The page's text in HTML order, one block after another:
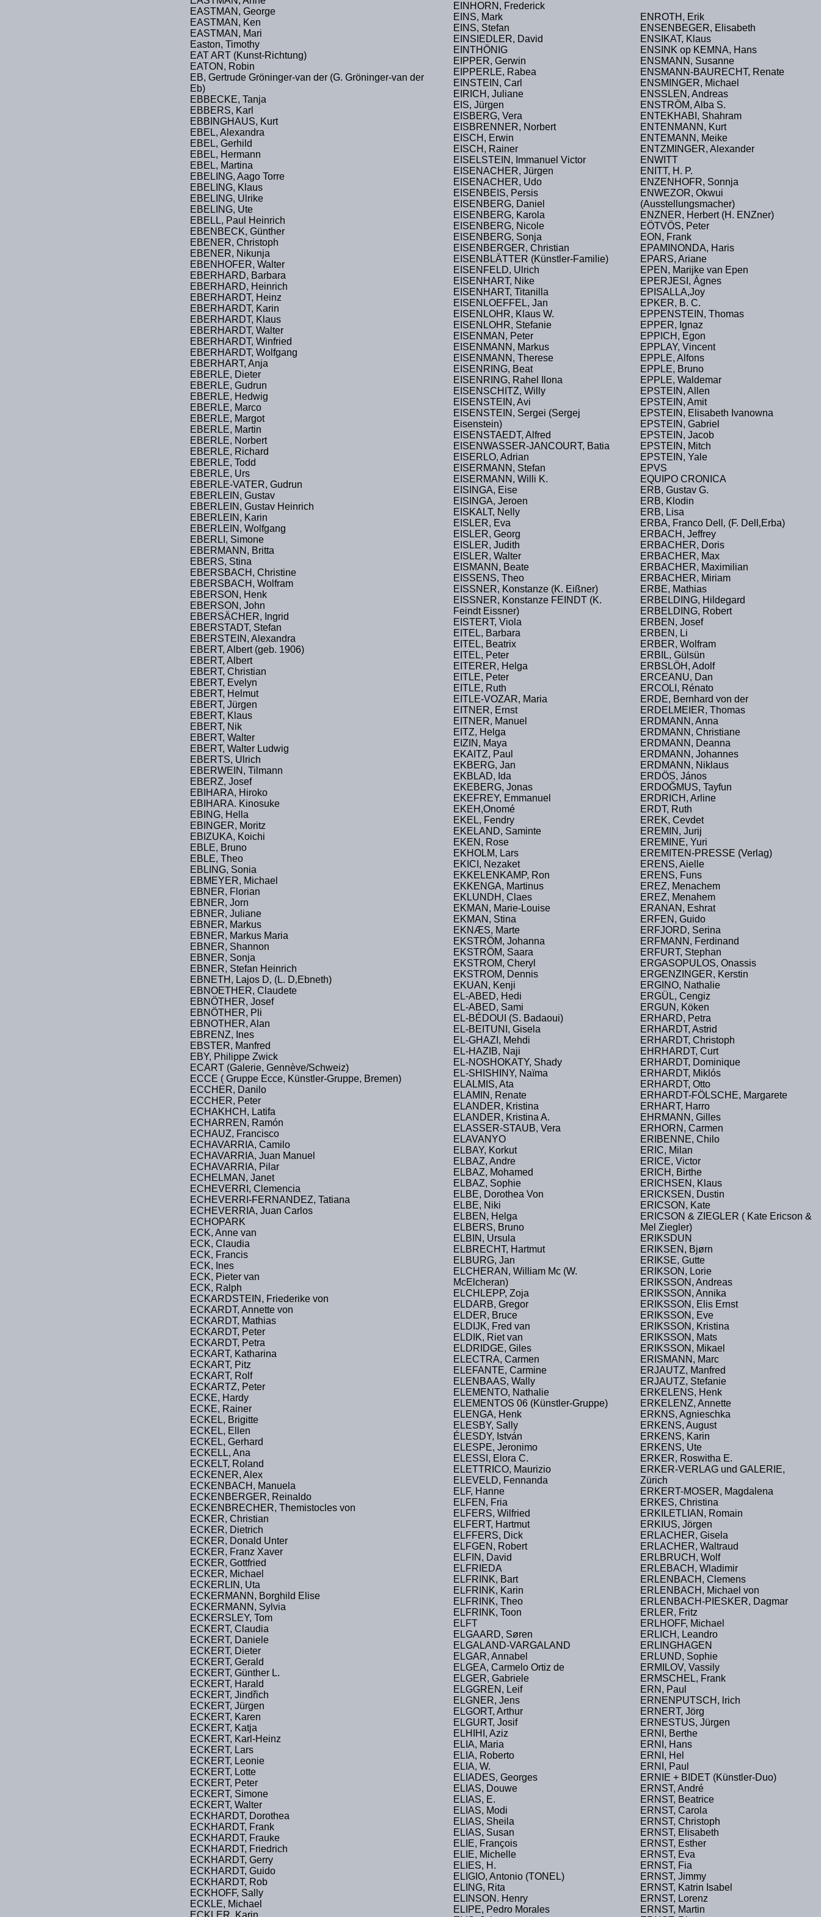
EASTMAN, George
EASTMAN, Ken
EASTMAN, Mari
Easton, Timothy
EAT ART (Kunst-Richtung)
EATON, Robin
EB, Gertrude Gröninger-van der (G. Gröninger-van der
Eb)
EBBECKE, Tanja
EBBERS, Karl
EBBINGHAUS, Kurt
EBEL, Alexandra
EBEL, Gerhild
EBEL, Hermann
EBEL, Martina
EBELING, Aago Torre
EBELING, Klaus
EBELING, Ulrike
EBELING, Ute
EBELL, Paul Heinrich
EBENBECK, Günther
EBENER, Christoph
EBENER, Nikunja
EBENHOFER, Walter
EBERHARD, Barbara
EBERHARD, Heinrich
EBERHARDT, Heinz
EBERHARDT, Karin
EBERHARDT, Klaus
EBERHARDT, Walter
EBERHARDT, Winfried
EBERHARDT, Wolfgang
EBERHART, Anja
EBERLE, Dieter
EBERLE, Gudrun
EBERLE, Hedwig
EBERLE, Marco
EBERLE, Margot
EBERLE, Martin
EBERLE, Norbert
EBERLE, Richard
EBERLE, Todd
EBERLE, Urs
EBERLE-VATER, Gudrun
EBERLEIN, Gustav
EBERLEIN, Gustav Heinrich
EBERLEIN, Karin
EBERLEIN, Wolfgang
EBERLI, Simone
EBERMANN, Britta
EBERS, Stina
EBERSBACH, Christine
EBERSBACH, Wolfram
EBERSON, Henk
EBERSON, John
EBERSÄCHER, Ingrid
EBERSTADT, Stefan
EBERSTEIN, Alexandra
EBERT, Albert (geb. 1906)
EBERT, Albert
EBERT, Christian
EBERT, Evelyn
EBERT, Helmut
EBERT, Jürgen
EBERT, Klaus
EBERT, Nik
EBERT, Walter
EBERT, Walter Ludwig
EBERTS, Ulrich
EBERWEIN, Tilmann
EBERZ, Josef
EBIHARA, Hiroko
EBIHARA. Kinosuke
EBING, Hella
EBINGER, Moritz
EBIZUKA, Koichi
EBLE, Bruno
EBLE, Theo
EBLING, Sonia
EBMEYER, Michael
EBNER, Florian
EBNER, Jorn
EBNER, Juliane
EBNER, Markus
EBNER, Markus Maria
EBNER, Shannon
EBNER, Sonja
EBNER, Stefan Heinrich
EBNETH, Lajos D‚ (L. D‚Ebneth)
EBNOETHER, Claudete
EBNÖTHER, Josef
EBNÖTHER, Pli
EBNOTHER, Alan
EBRENZ, Ines
EBSTER, Manfred
EBY, Philippe Zwick
ECART (Galerie, Gennève/Schweiz)
ECCE ( Gruppe Ecce, Künstler-Gruppe, Bremen)
ECCHER, Danilo
ECCHER, Peter
ECHAKHCH, Latifa
ECHARREN, Ramón
ECHAUZ, Francisco
ECHAVARRIA, Camilo
ECHAVARRIA, Juan Manuel
ECHAVARRIA, Pilar
ECHELMAN, Janet
ECHEVERRI, Clemencia
ECHEVERRI-FERNANDEZ, Tatiana
ECHEVERRIA, Juan Carlos
ECHOPARK
ECK, Anne van
ECK, Claudia
ECK, Francis
ECK, Ines
ECK, Pieter van
ECK, Ralph
ECKARDSTEIN, Friederike von
ECKARDT, Annette von
ECKARDT, Mathias
ECKARDT, Peter
ECKARDT, Petra
ECKART, Katharina
ECKART, Pitz
ECKART, Rolf
ECKARTZ, Peter
ECKE, Hardy
ECKE, Rainer
ECKEL, Brigitte
ECKEL, Ellen
ECKEL, Gerhard
ECKELL, Ana
ECKELT, Roland
ECKENER, Alex
ECKENBACH, Manuela
ECKENBERGER, Reinaldo
ECKENBRECHER, Themistocles von
ECKER, Christian
ECKER, Dietrich
ECKER, Donald Unter
ECKER, Franz Xaver
ECKER, Gottfried
ECKER, Michael
ECKERLIN, Uta
ECKERMANN, Borghild Elise
ECKERMANN, Sylvia
ECKERSLEY, Tom
ECKERT, Claudia
ECKERT, Daniele
ECKERT, Dieter
ECKERT, Gerald
ECKERT, Günther L.
ECKERT, Harald
ECKERT, Jindřich
ECKERT, Jürgen
ECKERT, Karen
ECKERT, Katja
ECKERT, Karl-Heinz
ECKERT, Lars
ECKERT, Leonie
ECKERT, Lotte
ECKERT, Peter
ECKERT, Simone
ECKERT, Walter
ECKHARDT, Dorothea
ECKHARDT, Frank
ECKHARDT, Frauke
ECKHARDT, Friedrich
ECKHARDT, Gerry
ECKHARDT, Guido
ECKHARDT, Rob
ECKHOFF, Sally
ECKLE, Michael
ECKLER, Karin
EINHORN, Frederick
EINS, Mark
EINS, Stefan
EINSIEDLER, David
EINTHÖNIG
EIPPER, Gerwin
EIPPERLE, Rabea
EINSTEIN, Carl
EIRICH, Juliane
EIS, Jürgen
EISBERG, Vera
EISBRENNER, Norbert
EISCH, Erwin
EISCH, Rainer
EISELSTEIN, Immanuel Victor
EISENACHER, Jürgen
EISENACHER, Udo
EISENBEIS, Persis
EISENBERG, Daniel
EISENBERG, Karola
EISENBERG, Nicole
EISENBERG, Sonja
EISENBERGER, Christian
EISENBLÄTTER (Künstler-Familie)
EISENFELD, Ulrich
EISENHART, Nike
EISENHART, Titanilla
EISENLOEFFEL, Jan
EISENLOHR, Klaus W.
EISENLOHR, Stefanie
EISENMAN, Peter
EISENMANN, Markus
EISENMANN, Therese
EISENRING, Beat
EISENRING, Rahel Ilona
EISENSCHITZ, Willy
EISENSTEIN, Avi
EISENSTEIN, Sergei (Sergej
Eisenstein)
EISENSTAEDT, Alfred
EISENWASSER-JANCOURT, Batia
EISERLO, Adrian
EISERMANN, Stefan
EISERMANN, Willi K.
EISINGA, Eise
EISINGA, Jeroen
EISKALT, Nelly
EISLER, Eva
EISLER, Georg
EISLER, Judith
EISLER, Walter
EISMANN, Beate
EISSENS, Theo
EISSNER, Konstanze (K. Eißner)
EISSNER, Konstanze FEINDT (K.
Feindt Eissner)
EISTERT, Viola
EITEL, Barbara
EITEL, Beatrix
EITEL, Peter
EITERER, Helga
EITLE, Peter
EITLE, Ruth
EITLE-VOZAR, Maria
EITNER, Ernst
EITNER, Manuel
EITZ, Helga
EIZIN, Maya
EKAITZ, Paul
EKBERG, Jan
EKBLAD, Ida
EKEBERG, Jonas
EKEFREY, Emmanuel
EKEH,Onomé
EKEL, Fendry
EKELAND, Saminte
EKEN, Rose
EKHOLM, Lars
EKICI, Nezaket
EKKELENKAMP, Ron
EKKENGA, Martinus
EKLUNDH, Claes
EKMAN, Marie-Louise
EKMAN, Stina
EKNӔS, Marte
EKSTRÖM, Johanna
EKSTRÖM, Saara
EKSTROM, Cheryl
EKSTROM, Dennis
EKUAN, Kenji
EL-ABED, Hedi
EL-ABED, Sami
EL-BÉDOUI (S. Badaoui)
EL-BEITUNI, Gisela
EL-GHAZI, Mehdi
EL-HAZIB, Naji
EL-NOSHOKATY, Shady
EL-SHISHINY, Naïma
ELALMIS, Ata
ELAMIN, Renate
ELANDER, Kristina
ELANDER, Kristina A.
ELASSER-STAUB, Vera
ELAVANYO
ELBAY, Korkut
ELBAZ, Andre
ELBAZ, Mohamed
ELBAZ, Sophie
ELBE, Dorothea Von
ELBE, Niki
ELBEN, Helga
ELBERS, Bruno
ELBIN, Ursula
ELBRECHT, Hartmut
ELBURG, Jan
ELCHERAN, William Mc (W.
McElcheran)
ELCHLEPP, Zoja
ELDARB, Gregor
ELDER, Bruce
ELDIJK, Fred van
ELDIK, Riet van
ELDRIDGE, Giles
ELECTRA, Carmen
ELEFANTE, Carmine
ELENBAAS, Wally
ELEMENTO, Nathalie
ELEMENTOS 06 (Künstler-Gruppe)
ELENGA, Henk
ELESBY, Sally
ÉLESDY, István
ELESPE, Jeronimo
ELESSI, Elora C.
ELETTRICO, Maurizio
ELEVELD, Fennanda
ELF, Hanne
ELFEN, Fria
ELFERS, Wilfried
ELFERT, Hartmut
ELFFERS, Dick
ELFGEN, Robert
ELFIN, David
ELFRIEDA
ELFRINK, Bart
ELFRINK, Karin
ELFRINK, Theo
ELFRINK, Toon
ELFT
ELGAARD, Søren
ELGALAND-VARGALAND
ELGAR, Annabel
ELGEA, Carmelo Ortiz de
ELGER, Gabriele
ELGGREN, Leif
ELGNER, Jens
ELGORT, Arthur
ELGURT, Josif
ELHIHI, Aziz
ELIA, Maria
ELIA, Roberto
ELIA, W.
ELIADES, Georges
ELIAS, Douwe
ELIAS, E.
ELIAS, Modi
ELIAS, Sheila
ELIAS, Susan
ELIE, Franҫois
ELIE, Michelle
ELIES, H.
ELIGIO, Antonio (TONEL)
ELING, Rita
ELINSON. Henry
ELIPE, Pedro Morales
ENROTH, Erik
ENSENBEGER, Elisabeth
ENSIKAT, Klaus
ENSINK op KEMNA, Hans
ENSMANN, Susanne
ENSMANN-BAURECHT, Renate
ENSMINGER, Michael
ENSSLEN, Andreas
ENSTRÖM, Alba S.
ENTEKHABI, Shahram
ENTENMANN, Kurt
ENTEMANN, Meike
ENTZMINGER, Alexander
ENWITT
ENITT, H. P.
ENZENHOFR, Sonnja
ENWEZOR, Okwui
(Ausstellungsmacher)
ENZNER, Herbert (H. ENZner)
EÖTVÖS, Peter
EON, Frank
EPAMINONDA, Haris
EPARS, Ariane
EPEN, Marijke van Epen
EPERJESI, Ágnes
EPISALLA,Joy
EPKER, B. C.
EPPENSTEIN, Thomas
EPPER, Ignaz
EPPICH, Egon
EPPLAY, Vincent
EPPLE, Alfons
EPPLE, Bruno
EPPLE, Waldemar
EPSTEIN, Allen
EPSTEIN, Amit
EPSTEIN, Elisabeth Ivanowna
EPSTEIN, Gabriel
EPSTEIN, Jacob
EPSTEIN, Mitch
EPSTEIN, Yale
EPVS
EQUIPO CRONICA
ERB, Gustav G.
ERB, Klodin
ERB, Lisa
ERBA, Franco Dell‚ (F. Dell‚Erba)
ERBACH, Jeffrey
ERBACHER, Doris
ERBACHER, Max
ERBACHER, Maximilian
ERBACHER, Miriam
ERBE, Mathias
ERBELDING, Hildegard
ERBELDING, Robert
ERBEN, Josef
ERBEN, Li
ERBER, Wolfram
ERBIL, Gülsün
ERBSLÖH, Adolf
ERCEANU, Dan
ERCOLI, Rénato
ERDE, Bernhard von der
ERDELMEIER, Thomas
ERDMANN, Anna
ERDMANN, Christiane
ERDMANN, Deanna
ERDMANN, Johannes
ERDMANN, Niklaus
ERDÖS, János
ERDOĞMUS, Tayfun
ERDRICH, Arline
ERDT, Ruth
EREK, Cevdet
EREMIN, Jurij
EREMINE, Yuri
EREMITEN-PRESSE (Verlag)
ERENS, Aielle
ERENS, Funs
EREZ, Menachem
EREZ, Menahem
ERANAN, Eshrat
ERFEN, Guido
ERFJORD, Serina
ERFMANN, Ferdinand
ERFURT, Stephan
ERGASOPULOS, Onassis
ERGENZINGER, Kerstin
ERGINO, Nathalie
ERGÜL, Cengiz
ERGUN, Köken
ERHARD, Petra
ERHARDT, Astrid
ERHARDT, Christoph
EHRHARDT, Curt
ERHARDT, Dominique
ERHARDT, Miklós
ERHARDT, Otto
ERHARDT-FÖLSCHE, Margarete
ERHART, Harro
EHRMANN, Gilles
ERHORN, Carmen
ERIBENNE, Chilo
ERIC, Milan
ERICE, Victor
ERICH, Birthe
ERICHSEN, Klaus
ERICKSEN, Dustin
ERICSON, Kate
ERICSON & ZIEGLER ( Kate Ericson &
Mel Ziegler)
ERIKSDUN
ERIKSEN, Bjørn
ERIKSE, Gutte
ERIKSON, Lorie
ERIKSSON, Andreas
ERIKSSON, Annika
ERIKSSON, Elis Ernst
ERIKSSON, Eve
ERIKSSON, Kristina
ERIKSSON, Mats
ERIKSSON, Mikael
ERISMANN, Marc
ERJAUTZ, Manfred
ERJAUTZ, Stefanie
ERKELENS, Henk
ERKELENZ, Annette
ERKNS, Agnieschka
ERKENS, August
ERKENS, Karin
ERKENS, Ute
ERKER, Roswitha E.
ERKER-VERLAG und GALERIE,
Zürich
ERKERT-MOSER, Magdalena
ERKES, Christina
ERKILETLIAN, Romain
ERKIUS, Jörgen
ERLACHER, Gisela
ERLACHER, Waltraud
ERLBRUCH, Wolf
ERLEBACH, Wladimir
ERLENBACH, Clemens
ERLENBACH, Michael von
ERLENBACH-PIESKER, Dagmar
ERLER, Fritz
ERLHOFF, Michael
ERLICH, Leandro
ERLINGHAGEN
ERLUND, Sophie
ERMILOV, Vassily
ERMSCHEL, Frank
ERN, Paul
ERNENPUTSCH, lrich
ERNERT, Jörg
ERNESTUS, Jürgen
ERNI, Berthe
ERNI, Hans
ERNI, Hel
ERNI, Paul
ERNIE + BIDET (Künstler-Duo)
ERNST, André
ERNST, Beatrice
ERNST, Carola
ERNST, Christoph
ERNST, Elisabeth
ERNST, Esther
ERNST, Eva
ERNST, Fia
ERNST, Jimmy
ERNST, Katrin Isabel
ERNST, Lorenz
ERNST, Martin